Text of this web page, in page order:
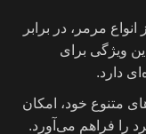
مرمر، در برابر
ویژگی برای
دارد.
متنوع خود، امکان
را فراهم می‌آورد.